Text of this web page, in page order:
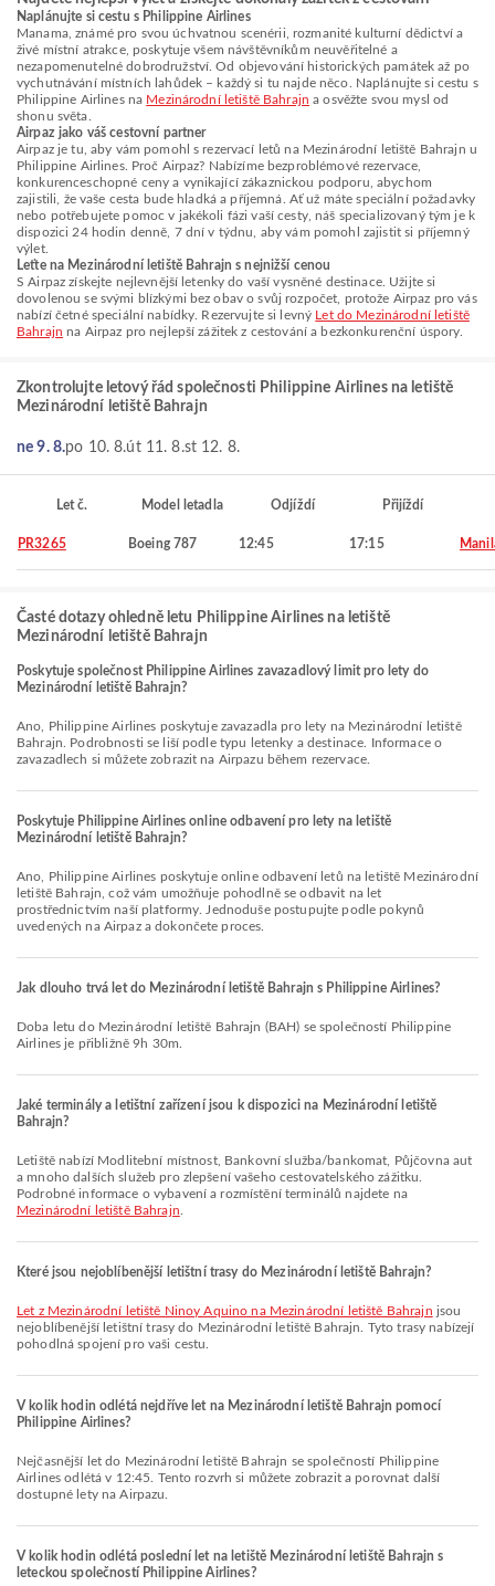
Naplánujte si cestu s Philippine Airlines
Manama, známé pro svou úchvatnou scenérii, rozmanité kulturní dědictví a
živé místní atrakce, poskytuje všem návštěvníkům neuvěřitelné a
nezapomenutelné dobrodružství. Od objevování historických památek až po
vychutnávání místních lahůdek – každý si tu najde něco. Naplánujte si cestu s
Philippine Airlines na Mezinárodní letiště Bahrajn a osvěžte svou mysl od
shonu světa.
Airpaz jako váš cestovní partner
Airpaz je tu, aby vám pomohl s rezervací letů na Mezinárodní letiště Bahrajn u
Philippine Airlines. Proč Airpaz? Nabízíme bezproblémové rezervace,
konkurenceschopné ceny a vynikající zákaznickou podporu, abychom
zajistili, že vaše cesta bude hladká a příjemná. Ať už máte speciální požadavky
nebo potřebujete pomoc v jakékoli fázi vaší cesty, náš specializovaný tým je k
dispozici 24 hodin denně, 7 dní v týdnu, aby vám pomohl zajistit si příjemný
výlet.
Leťte na Mezinárodní letiště Bahrajn s nejnižší cenou
S Airpaz získejte nejlevnější letenky do vaší vysněné destinace. Užijte si
dovolenou se svými blízkými bez obav o svůj rozpočet, protože Airpaz pro vás
nabízí četné speciální nabídky. Rezervujte si levný Let do Mezinárodní letiště
Bahrajn na Airpaz pro nejlepší zážitek z cestování a bezkonkurenční úspory.
Zkontrolujte letový řád společnosti Philippine Airlines na letiště
Mezinárodní letiště Bahrajn
ne 9. 8.po 10. 8.út 11. 8.st 12. 8.
Let č. Model letadla Odjíždí Přijíždí
PR3265 Boeing 787 12:45 17:15
Časté dotazy ohledně letu Philippine Airlines na letiště
Mezinárodní letiště Bahrajn
Poskytuje společnost Philippine Airlines zavazadlový limit pro lety do
Mezinárodní letiště Bahrajn?
Ano, Philippine Airlines poskytuje zavazadla pro lety na Mezinárodní letiště
Bahrajn. Podrobnosti se liší podle typu letenky a destinace. Informace o
zavazadlech si můžete zobrazit na Airpazu během rezervace.
Poskytuje Philippine Airlines online odbavení pro lety na letiště
Mezinárodní letiště Bahrajn?
Ano, Philippine Airlines poskytuje online odbavení letů na letiště Mezinárodní
letiště Bahrajn, což vám umožňuje pohodlně se odbavit na let
prostřednictvím naší platformy. Jednoduše postupujte podle pokynů
uvedených na Airpaz a dokončete proces.
Jak dlouho trvá let do Mezinárodní letiště Bahrajn s Philippine Airlines?
Doba letu do Mezinárodní letiště Bahrajn (BAH) se společností Philippine
Airlines je přibližně 9h 30m.
Jaké terminály a letištní zařízení jsou k dispozici na Mezinárodní letiště
Bahrajn?
Letiště nabízí Modlitební místnost, Bankovní služba/bankomat, Půjčovna aut
a mnoho dalších služeb pro zlepšení vašeho cestovatelského zážitku.
Podrobné informace o vybavení a rozmístění terminálů najdete na
Mezinárodní letiště Bahrajn
Které jsou nejoblíbenější letištní trasy do Mezinárodní letiště Bahrajn?
let z Mezinárodní letiště Ninoy Aquino na Mezinárodní letiště Bahrajn jsou
nejoblíbenější letištní trasy do Mezinárodní letiště Bahrajn. Tyto trasy nabízejí
pohodlná spojení pro vaši cestu.
V kolik hodin odlétá nejdříve let na Mezinárodní letiště Bahrajn pomocí
Philippine Airlines?
Nejčasnější let do Mezinárodní letiště Bahrajn se společností Philippine
Airlines odlétá v 12:45. Tento rozvrh si můžete zobrazit a porovnat další
dostupné lety na Airpazu.
V kolik hodin odlétá poslední let na letiště Mezinárodní letiště Bahrajn s
leteckou společností Philippine Airlines?